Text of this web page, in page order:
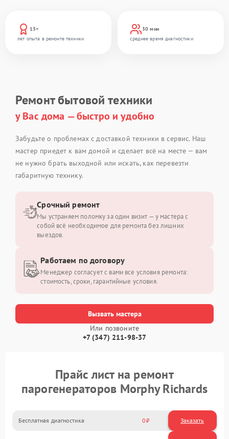
13+
лет опыта в ремонте техники
30 мин
среднее время диагностики
Ремонт бытовой техники
у Вас дома — быстро и удобно
Забудьте о проблемах с доставкой техники в сервис. Наш
мастер приедет к вам домой и сделает всё на месте — вам
не нужно брать выходной или искать, как перевезти
габаритную технику.
Вызвать мастера
Или позвоните
+7 (347) 211-98-37
Срочный ремонт
Мы устраняем поломку за один визит — у мастера с
собой всё необходимое для ремонта без лишних
выездов.
Работаем по договору
Менеджер согласует с вами все условия ремонта:
стоимость, сроки, гарантийные условия.
Прайс лист на ремонт
парогенераторов Morphy Richards
Бесплатная диагностика 0 Заказать